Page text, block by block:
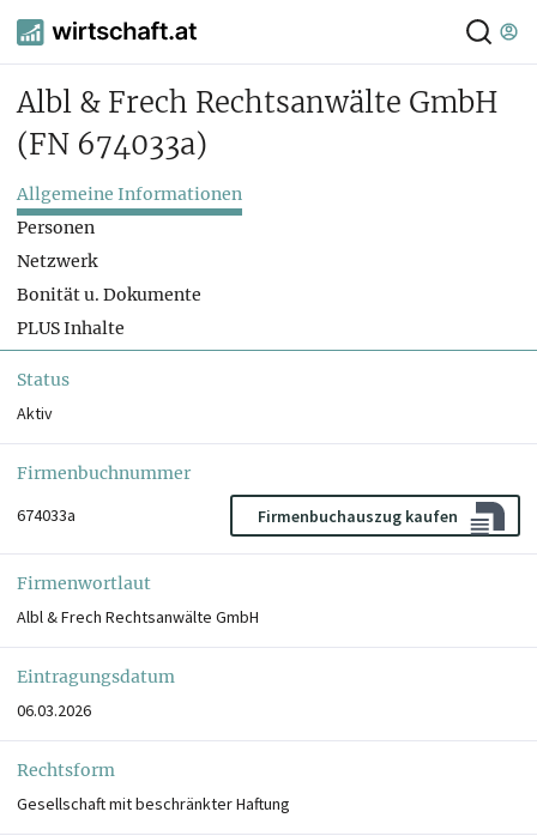
Albl & Frech Rechtsanwälte GmbH
(FN 674033a)
Allgemeine Informationen
Personen
Netzwerk
Bonität u. Dokumente
PLUS Inhalte
Status
Aktiv
Firmenbuchnummer
674033a
Firmenbuchauszug kaufen
Firmenwortlaut
Albl & Frech Rechtsanwälte GmbH
Eintragungsdatum
06.03.2026
Rechtsform
Gesellschaft mit beschränkter Haftung